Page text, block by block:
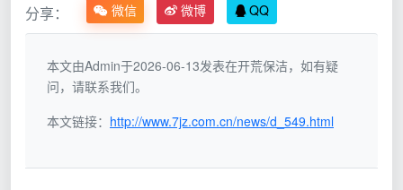
“不满意不给
人已经走了，钱已经付了，再叫回来比登
“我们用的是
五金件几天后氧化发黑，对方说“是你自
分享： 微信 微博 QQ
本文由Admin于2026-06-13发表在开荒保洁，如有疑
问，请联系我们。
本文链接： http://www.7jz.com.cn/news/d_549.html